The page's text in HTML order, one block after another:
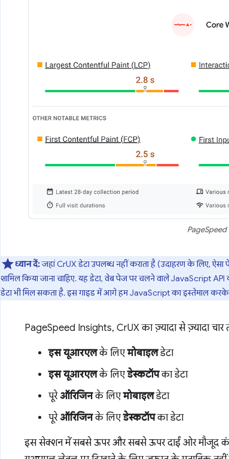
PageSpeed
ध्यान दें:जहां CrUX डेटा उपलब्ध नहीं कराता है (उदाहरण के लिए,
शामिल किया जाना चाहिए. यह डेटा, वेब पेज पर चलने वाले JavaScript
डेटा भी मिल सकता है. इस गाइड में आगे हम JavaScript का इस्तेमाल करके,
PageSpeed Insights, CrUX का ज़्यादा से ज़्यादा चार
इस यूआरएलके लिएमोबाइलडेटा
इस यूआरएलके लिएडेस्कटॉपका डेटा
पूरेऑरिजिनके लिएमोबाइलडेटा
पूरेऑरिजिनके लिएडेस्कटॉपका डेटा
इस सेक्शन में सबसे ऊपर और सबसे ऊपर दाईं ओर मौजूद